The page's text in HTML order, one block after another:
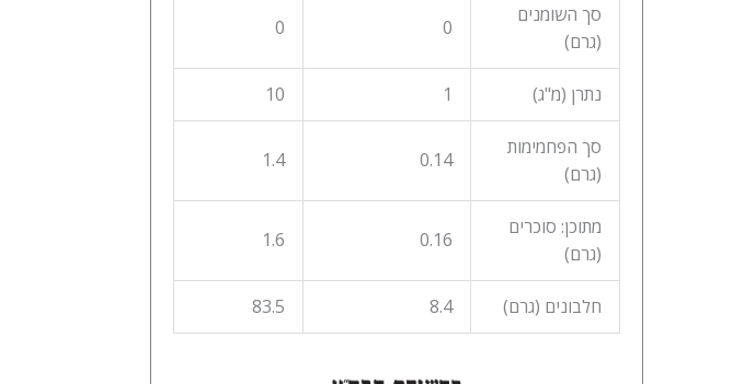
סך השומנים
(גרם)
0
0
נתרן (מ"ג) 1
10
סך הפחמימות
(גרם)
0.14
1.4
מתוכן: סוכרים
(גרם)
0.16
1.6
חלבונים (גרם) 8.4
83.5